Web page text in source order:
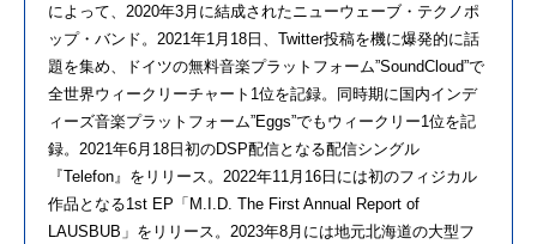
によって、2020年3月に結成されたニューウェーブ・テクノポ
ップ・バンド。2021年1月18日、Twitter投稿を機に爆発的に話
題を集め、ドイツの無料音楽プラットフォーム”SoundCloud”で
全世界ウィークリーチャート1位を記録。同時期に国内インデ
ィーズ音楽プラットフォーム”Eggs”でもウィークリー1位を記
録。2021年6月18日初のDSP配信となる配信シングル
『Telefon』をリリース。2022年11月16日には初のフィジカル
作品となる1st EP「M.I.D. The First Annual Report of
LAUSBUB」をリリース。2023年8月には地元北海道の大型フ